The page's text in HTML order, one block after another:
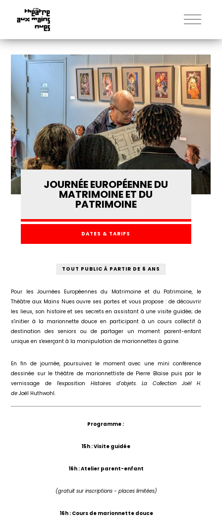
JOURNÉE EUROPÉENNE DU
MATRIMOINE ET DU
PATRIMOINE
DATES & TARIFS
TOUT PUBLIC À PARTIR DE 6 ANS
Pour les Journées Européennes du Matrimoine et du Patrimoine, le
Théâtre aux Mains Nues ouvre ses portes et vous propose : de découvrir
les lieux, son histoire et ses secrets en assistant à une visite guidée; de
s'initier à la marionnette douce en participant à un cours collectif à
destination des seniors ou de partager un moment parent-enfant
unique en s'exerçant à la manipulation de marionnettes à gaine.
En fin de journée, poursuivez le moment avec une mini conférence
dessinée sur le théâtre de marionnettiste de Pierre Blaise puis par le
vernissage de l'exposition Histoires d'objets. La Collection Joël H.
deJoël Huthwohl.
Programme :
15h : Visite guidée
16h : Atelier parent-enfant
(gratuit sur inscriptions - places limitées)
16h : Cours de marionnette douce